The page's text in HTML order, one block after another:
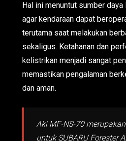
Hal ini menuntut sumber
agar kendaraan dapat
terutama saat melakukan
sekaligus. Ketahanan dan
kelistrikan menjadi sangat
memastikan pengalaman
dan aman.
Aki MF-NS-70
untuk SUBARU Forester